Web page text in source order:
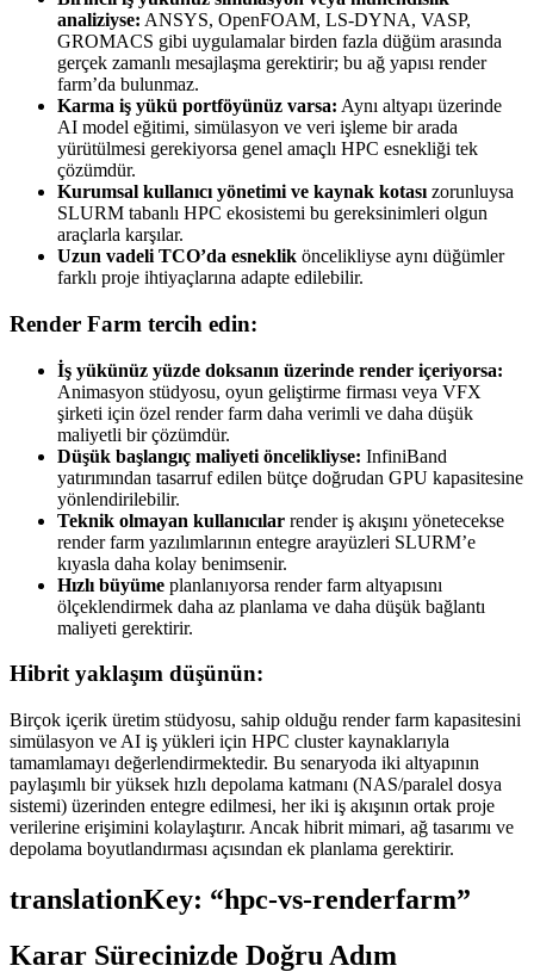
analiziyse: ANSYS, OpenFOAM, LS-DYNA, VASP,
GROMACS gibi uygulamalar birden fazla düğüm arasında
gerçek zamanlı mesajlaşma gerektirir; bu ağ yapısı render
farm’da bulunmaz.
Karma iş yükü portföyünüz varsa: Aynı altyapı üzerinde
AI model eğitimi, simülasyon ve veri işleme bir arada
yürütülmesi gerekiyorsa genel amaçlı HPC esnekliği tek
çözümdür.
Kurumsal kullanıcı yönetimi ve kaynak kotası zorunluysa
SLURM tabanlı HPC ekosistemi bu gereksinimleri olgun
araçlarla karşılar.
Uzun vadeli TCO’da esneklik öncelikliyse aynı düğümler
farklı proje ihtiyaçlarına adapte edilebilir.
Render Farm tercih edin:
İş yükünüz yüzde doksanın üzerinde render içeriyorsa:
Animasyon stüdyosu, oyun geliştirme firması veya VFX
şirketi için özel render farm daha verimli ve daha düşük
maliyetli bir çözümdür.
Düşük başlangıç maliyeti öncelikliyse: InfiniBand
yatırımından tasarruf edilen bütçe doğrudan GPU kapasitesine
yönlendirilebilir.
Teknik olmayan kullanıcılar render iş akışını yönetecekse
render farm yazılımlarının entegre arayüzleri SLURM’e
kıyasla daha kolay benimsenir.
Hızlı büyüme planlanıyorsa render farm altyapısını
ölçeklendirmek daha az planlama ve daha düşük bağlantı
maliyeti gerektirir.
Hibrit yaklaşım düşünün:
Birçok içerik üretim stüdyosu, sahip olduğu render farm kapasitesini
simülasyon ve AI iş yükleri için HPC cluster kaynaklarıyla
tamamlamayı değerlendirmektedir. Bu senaryoda iki altyapının
paylaşımlı bir yüksek hızlı depolama katmanı (NAS/paralel dosya
sistemi) üzerinden entegre edilmesi, her iki iş akışının ortak proje
verilerine erişimini kolaylaştırır. Ancak hibrit mimari, ağ tasarımı ve
depolama boyutlandırması açısından ek planlama gerektirir.
translationKey: “hpc-vs-renderfarm”
Karar Sürecinizde Doğru Adım